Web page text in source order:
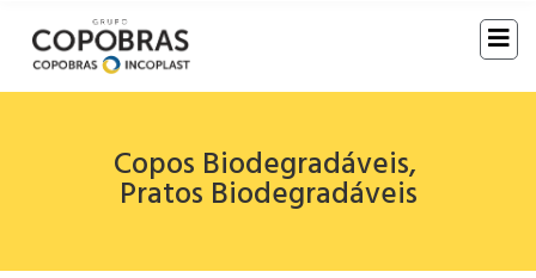
Copos Biodegradáveis,
Pratos Biodegradáveis